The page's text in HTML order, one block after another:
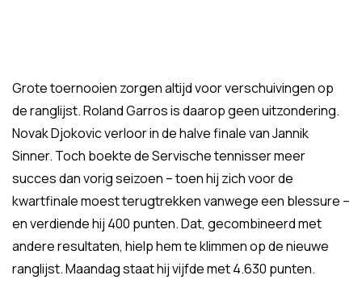
Grote toernooien zorgen altijd voor verschuivingen op
de ranglijst. Roland Garros is daarop geen uitzondering.
Novak Djokovic verloor in de halve finale van Jannik
Sinner. Toch boekte de Servische tennisser meer
succes dan vorig seizoen – toen hij zich voor de
kwartfinale moest terugtrekken vanwege een blessure –
en verdiende hij 400 punten. Dat, gecombineerd met
andere resultaten, hielp hem te klimmen op de nieuwe
ranglijst. Maandag staat hij vijfde met 4.630 punten.